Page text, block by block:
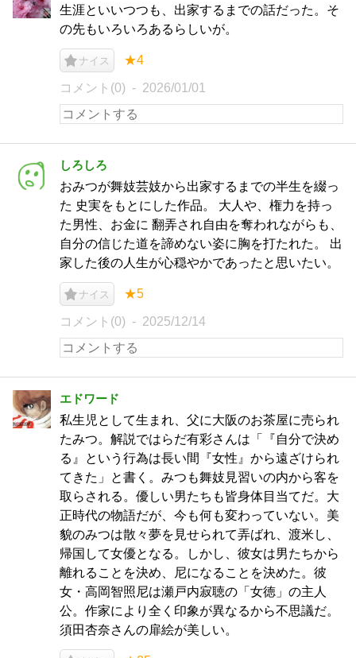
生涯といいつつも、出家するまでの話だった。そ
の先もいろいろあるらしいが。
ナイス ★4
コメント(0) 2026/01/01
しろしろ
おみつが舞妓芸妓から出家するまでの半生を綴っ
た 史実をもとにした作品。 大人や、権力を持っ
た男性、お金に 翻弄され自由を奪われながらも、
自分の信じた道を諦めない姿に胸を打たれた。 出
家した後の人生が心穏やかであったと思いたい。
ナイス ★5
コメント(0) 2025/12/14
エドワード
私生児として生まれ、父に大阪のお茶屋に売られ
たみつ。解説ではらだ有彩さんは「『自分で決め
る』という行為は長い間『女性』から遠ざけられ
てきた」と書く。みつも舞妓見習いの内から客を
取らされる。優しい男たちも皆身体目当てだ。大
正時代の物語だが、今も何も変わっていない。美
貌のみつは散々夢を見せられて弄ばれ、渡米し、
帰国して女優となる。しかし、彼女は男たちから
離れることを決め、尼になることを決めた。彼
女・高岡智照尼は瀬戸内寂聴の「女徳」の主人
公。作家により全く印象が異なるから不思議だ。
須田杏奈さんの扉絵が美しい。